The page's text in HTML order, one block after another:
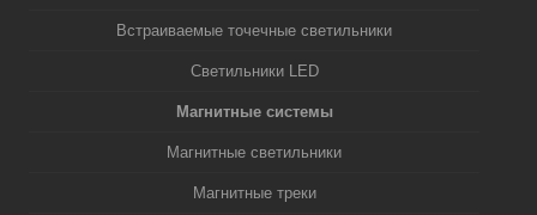
Встраиваемые точечные светильники
Светильники LED
Магнитные системы
Магнитные светильники
Магнитные треки